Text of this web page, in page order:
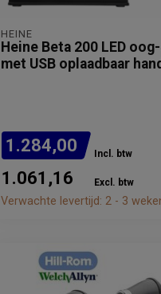
HEINE
Heine Beta 200 LED
met USB oplaadbaar
1.284,00 Incl. btw
1.061,16 Excl. btw
Verwachte levertijd: 2 - 3